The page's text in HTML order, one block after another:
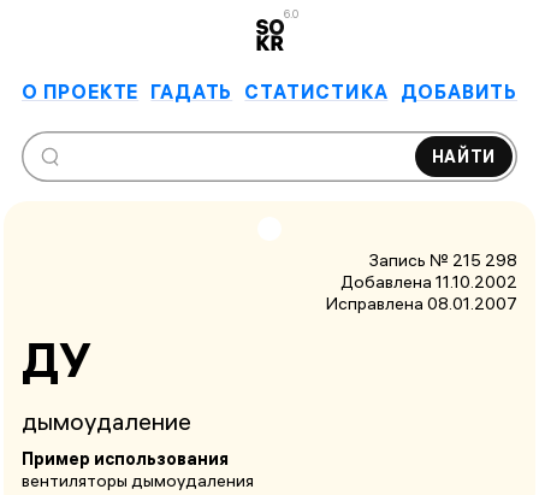
6.0
О ПРОЕКТЕ ГАДАТЬ СТАТИСТИКА ДОБАВИТЬ
НАЙТИ
Запись № 215 298
Добавлена 11.10.2002
Исправлена 08.01.2007
ДУ
дымоудаление
Пример использования
вентиляторы дымоудаления